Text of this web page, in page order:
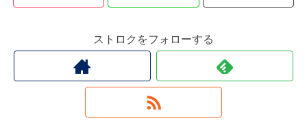
ストロクをフォローする